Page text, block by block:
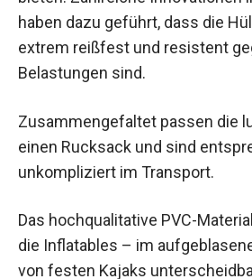
haben dazu geführt, dass die
extrem reißfest und resistent
Belastungen sind.
Zusammengefaltet passen die
einen Rucksack und sind
unkompliziert im Transport.
Das hochqualitative PVC-
die Inflatables – im
von festen Kajaks